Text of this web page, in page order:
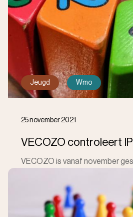
25 november 2021
VECOZO controleert
Jeugd Wmo